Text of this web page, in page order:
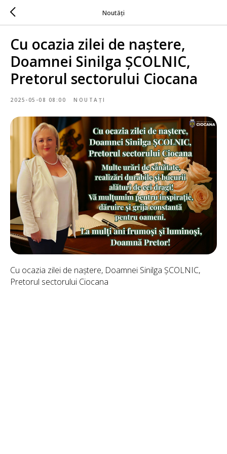
Noutăți
Cu ocazia zilei de naștere,
Doamnei Sinilga ȘCOLNIC,
Pretorul sectorului Ciocana
2025-05-08 08:00 NOUTAȚI
Cu ocazia zilei de naștere, Doamnei Sinilga ȘCOLNIC,
Pretorul sectorului Ciocana